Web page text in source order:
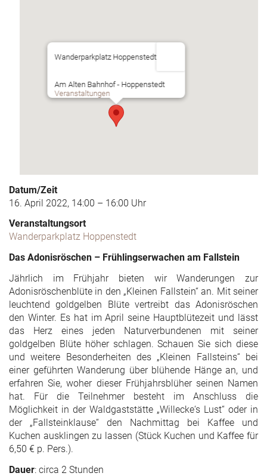
Wanderparkplatz Hoppenstedt
Am Alten Bahnhof - Hoppenstedt
Veranstaltungen
Datum/Zeit
16. April 2022, 14:00 – 16:00 Uhr
Veranstaltungsort
Wanderparkplatz Hoppenstedt
Das Adonisröschen – Frühlingserwachen am Fallstein
Jährlich im Frühjahr bieten wir Wanderungen zur
Adonisröschenblüte in den „Kleinen Fallstein“ an. Mit seiner
leuchtend goldgelben Blüte vertreibt das Adonisröschen
den Winter. Es hat im April seine Hauptblütezeit und lässt
das Herz eines jeden Naturverbundenen mit seiner
goldgelben Blüte höher schlagen. Schauen Sie sich diese
und weitere Besonderheiten des „Kleinen Fallsteins“ bei
einer geführten Wanderung über blühende Hänge an, und
erfahren Sie, woher dieser Frühjahrsblüher seinen Namen
hat. Für die Teilnehmer besteht im Anschluss die
Möglichkeit in der Waldgaststätte „Willecke‘s Lust“ oder in
der „Fallsteinklause“ den Nachmittag bei Kaffee und
Kuchen ausklingen zu lassen (Stück Kuchen und Kaffee für
6,50 € p. Pers.).
Dauer: circa 2 Stunden